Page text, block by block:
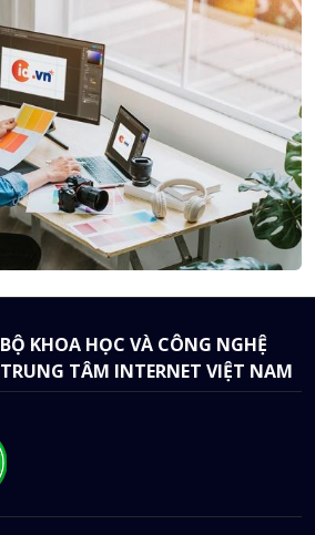
BỘ KHOA HỌC VÀ CÔNG NGHỆ
TRUNG TÂM INTERNET VIỆT NAM